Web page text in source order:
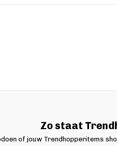
Zo staat
of jouw Trendhopperitems